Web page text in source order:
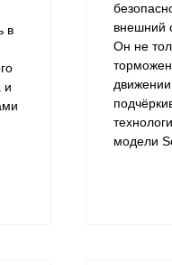
в
и
внешний
Он не
модели